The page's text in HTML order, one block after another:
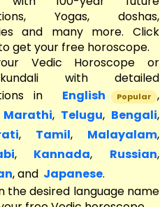
Yogas, doshas,
and many more. Click
get your free horoscope.
Vedic Horoscope or
with detailed
in
English Popular ,
Marathi, Telugu, Bengali,
, Tamil, Malayalam,
, Kannada, Russian,
, and Japanese.
the desired language name